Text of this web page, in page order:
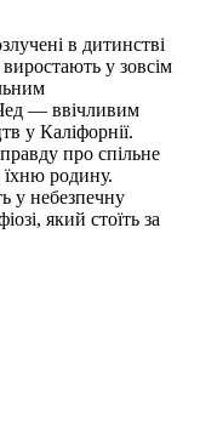
в дитинстві
виростають у зовсім
— ввічливим
у Каліфорнії.
про спільне
родину.
у небезпечну
який стоїть за